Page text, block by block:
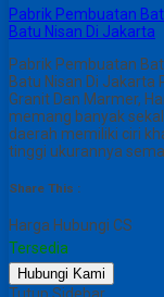
Pabrik Pembuatan
Batu Nisan Di Jakarta
Pabrik Pembuatan
Batu Nisan Di Jakarta
Granit Dan Marmer,
memang banyak
daerah memiliki ciri
tinggi ukurannya
Share This :
Harga Hubungi CS
Tersedia
Hubungi Kami